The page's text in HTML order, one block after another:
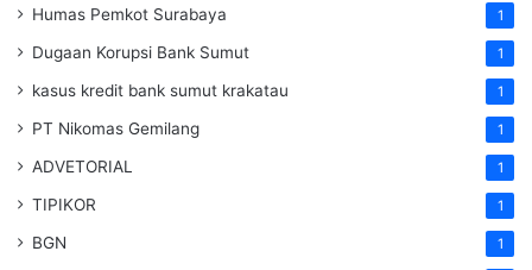
Humas Pemkot Surabaya 1
Dugaan Korupsi Bank Sumut 1
kasus kredit bank sumut krakatau 1
PT Nikomas Gemilang 1
ADVETORIAL 1
TIPIKOR 1
BGN 1